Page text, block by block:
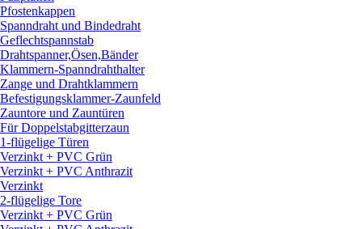
Pfostenkappen
Spanndraht und Bindedraht
Geflechtspannstab
Drahtspanner,Ösen,Bänder
Klammern-Spanndrahthalter
Zange und Drahtklammern
Befestigungsklammer-Zaunfeld
Zauntore und Zauntüren
Für Doppelstabgitterzaun
1-flügelige Türen
Verzinkt + PVC Grün
Verzinkt + PVC Anthrazit
Verzinkt
2-flügelige Tore
Verzinkt + PVC Grün